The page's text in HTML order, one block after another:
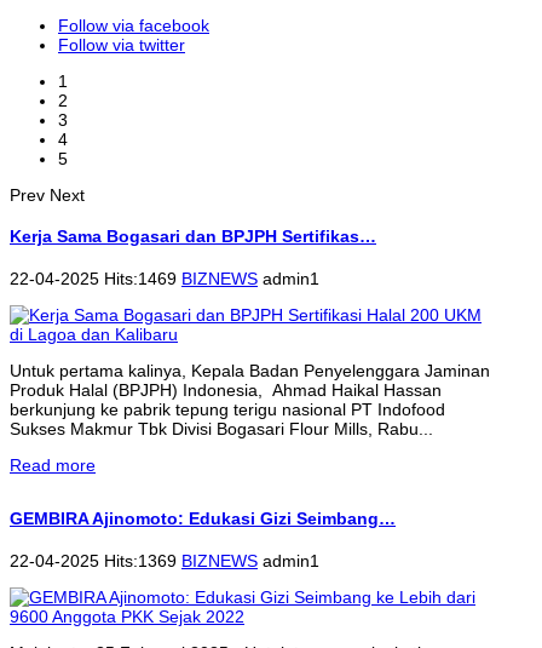
Follow via facebook
Follow via twitter
1
2
3
4
5
Prev Next
Kerja Sama Bogasari dan BPJPH Sertifikas…
22-04-2025 Hits:1469 BIZNEWS admin1
Untuk pertama kalinya, Kepala Badan Penyelenggara Jaminan
Produk Halal (BPJPH) Indonesia, Ahmad Haikal Hassan
berkunjung ke pabrik tepung terigu nasional PT Indofood
Sukses Makmur Tbk Divisi Bogasari Flour Mills, Rabu...
Read more
GEMBIRA Ajinomoto: Edukasi Gizi Seimbang…
22-04-2025 Hits:1369 BIZNEWS admin1